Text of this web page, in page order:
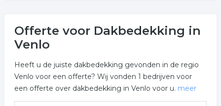
Offerte voor Dakbedekking in
Venlo
Heeft u de juiste dakbedekking gevonden in de regio
Venlo voor een offerte? Wij vonden 1 bedrijven voor
een offerte over dakbedekking in Venlo voor u. meer